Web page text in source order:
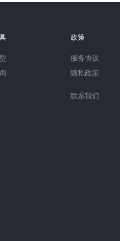
政策
服务协议
隐私政策
联系我们